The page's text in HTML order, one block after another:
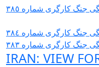
جنگ کارگری شمارە ٣٨٥
جنگ کارگری شمارە ٣٨٤
جنگ کارگری شمارە ٣٨٣
IRAN: VIEW